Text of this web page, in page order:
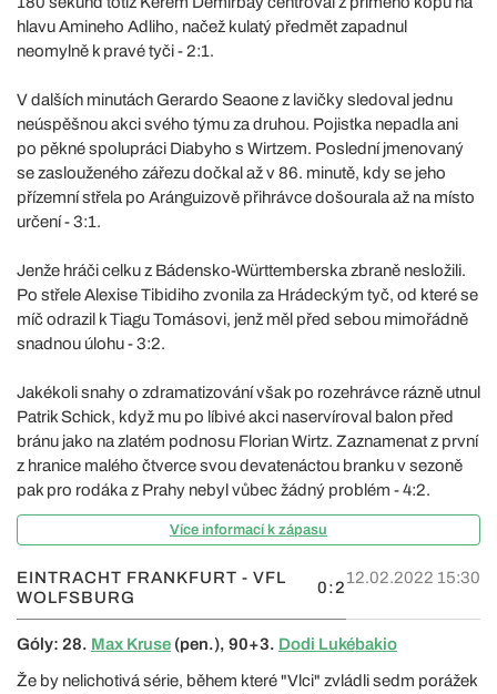
hlavu Amineho Adliho, načež kulatý předmět zapadnul
neomylně k pravé tyči - 2:1.
V dalších minutách Gerardo Seaone z lavičky sledoval jednu
neúspěšnou akci svého týmu za druhou. Pojistka nepadla ani
po pěkné spolupráci Diabyho s Wirtzem. Poslední jmenovaný
se zaslouženého zářezu dočkal až v 86. minutě, kdy se jeho
přízemní střela po Aránguizově přihrávce došourala až na místo
určení - 3:1.
Jenže hráči celku z Bádensko-Württemberska zbraně nesložili.
Po střele Alexise Tibidiho zvonila za Hrádeckým tyč, od které se
míč odrazil k Tiagu Tomásovi, jenž měl před sebou mimořádně
snadnou úlohu - 3:2.
Jakékoli snahy o zdramatizování však po rozehrávce rázně utnul
Patrik Schick, když mu po líbivé akci naservíroval balon před
bránu jako na zlatém podnosu Florian Wirtz. Zaznamenat z první
z hranice malého čtverce svou devatenáctou branku v sezoně
pak pro rodáka z Prahy nebyl vůbec žádný problém - 4:2.
Více informací k zápasu
EINTRACHT FRANKFURT - VFL
WOLFSBURG
0:2
12.02.2022 15:30
Góly: 28. Max Kruse (pen.), 90+3. Dodi Lukébakio
Že by nelichotivá série, během které "Vlci" zvládli sedm porážek